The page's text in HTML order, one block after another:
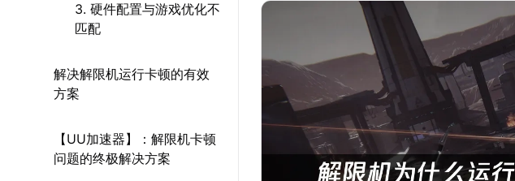
3. 硬件配置与游戏优化不
匹配
解决解限机运行卡顿的有效
方案
【UU加速器】：解限机卡顿
问题的终极解决方案